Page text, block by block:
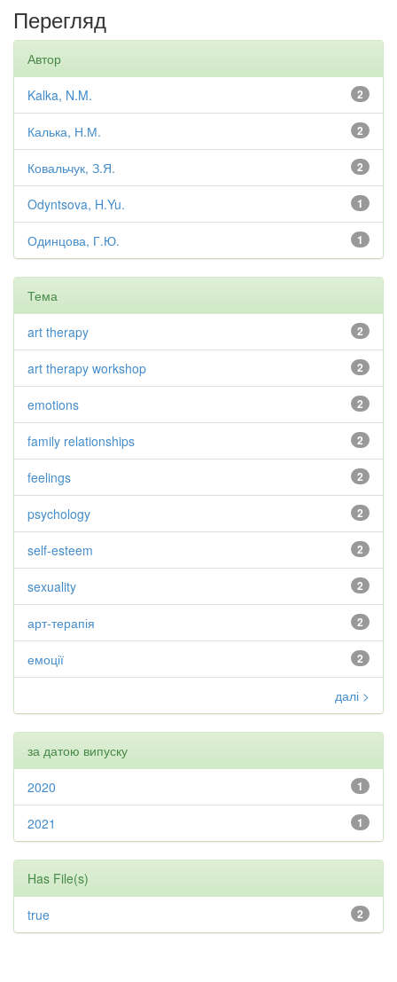
Перегляд
Автор
2
Kalka, N.M.
2
Калька, Н.М.
2
Ковальчук, З.Я.
1
Odyntsova, H.Yu.
1
Одинцова, Г.Ю.
Тема
2
art therapy
2
art therapy workshop
2
emotions
2
family relationships
2
feelings
2
psychology
2
self-esteem
2
sexuality
2
арт-терапія
2
емоції
далі >
за датою випуску
1
2020
1
2021
Has File(s)
2
true